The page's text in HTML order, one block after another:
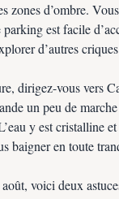
zones d’ombre.
est facile
d’autres
dirigez-vous vers
un peu de
y est cristalline
baigner en toute
voici deux